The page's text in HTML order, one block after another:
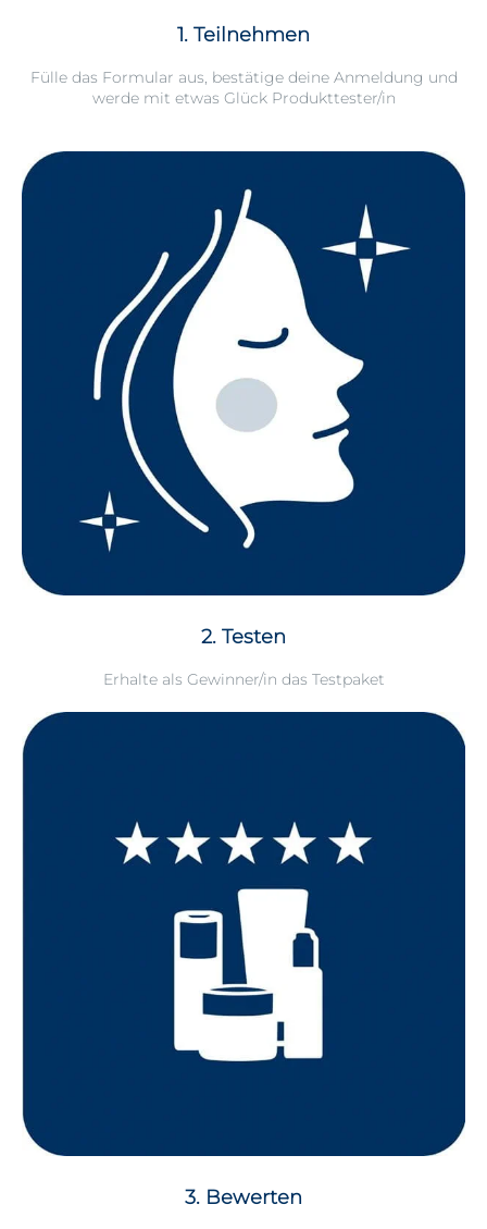
1. Teilnehmen
Fülle das Formular aus, bestätige deine Anmeldung und
werde mit etwas Glück Produkttester/in
2. Testen
Erhalte als Gewinner/in das Testpaket
3. Bewerten